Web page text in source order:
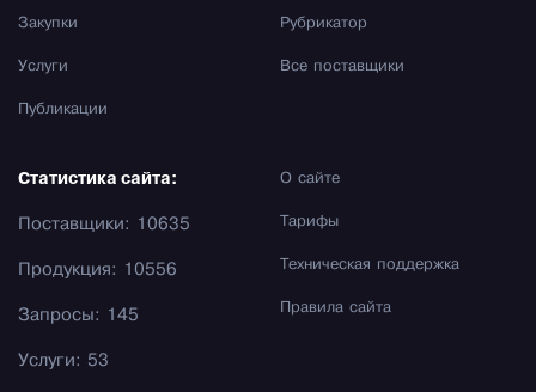
Закупки
Услуги
Публикации
Рубрикатор
Все поставщики
О сайте
Тарифы
Техническая поддержка
Правила сайта
Статистика сайта:
Поставщики: 10635
Продукция: 10556
Запросы: 145
Услуги: 53